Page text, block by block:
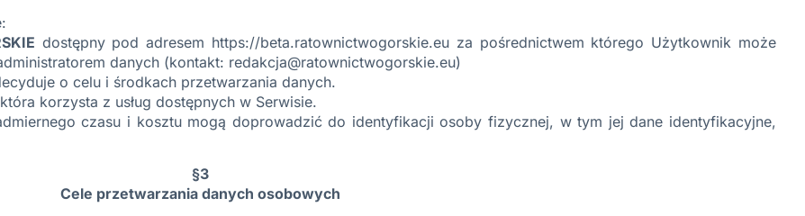
dostępny pod adresem https://beta.ratownictwogorskie.eu za pośrednictwem którego Użytkownik może
danych (kontakt: redakcja@ratownictwogorskie.eu)
o celu i środkach przetwarzania danych.
korzysta z usług dostępnych w Serwisie.
czasu i kosztu mogą doprowadzić do identyfikacji osoby fizycznej, w tym jej dane identyfikacyjne,
§3
Cele przetwarzania danych osobowych